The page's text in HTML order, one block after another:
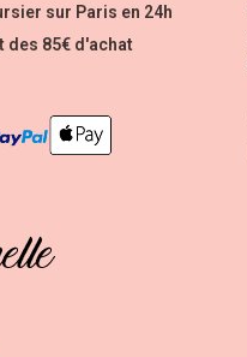
sur Paris en 24h
des 85€ d'achat